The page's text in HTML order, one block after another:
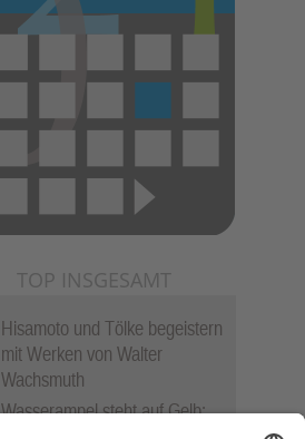
TOP INSGESAMT
Hisamoto und Tölke begeistern
mit Werken von Walter
Wachsmuth
Wasserampel steht auf Gelb: